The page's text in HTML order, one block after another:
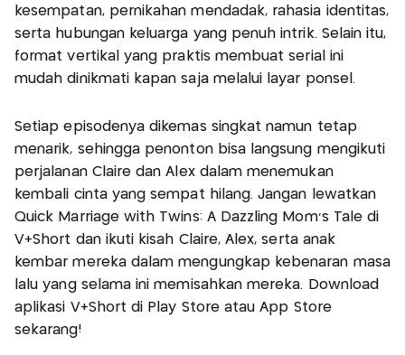
kesempatan, pernikahan mendadak, rahasia identitas,
serta hubungan keluarga yang penuh intrik. Selain itu,
format vertikal yang praktis membuat serial ini
mudah dinikmati kapan saja melalui layar ponsel.
Setiap episodenya dikemas singkat namun tetap
menarik, sehingga penonton bisa langsung mengikuti
perjalanan Claire dan Alex dalam menemukan
kembali cinta yang sempat hilang. Jangan lewatkan
Quick Marriage with Twins: A Dazzling Mom's Tale di
V+Short dan ikuti kisah Claire, Alex, serta anak
kembar mereka dalam mengungkap kebenaran masa
lalu yang selama ini memisahkan mereka. Download
aplikasi V+Short di Play Store atau App Store
sekarang!